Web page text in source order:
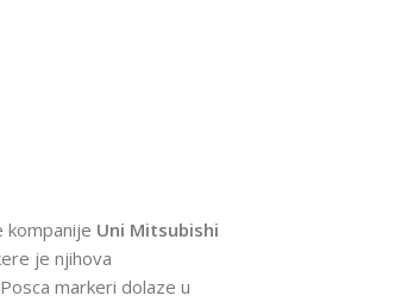
kompanije Uni Mitsubishi
je njihova
markeri dolaze u